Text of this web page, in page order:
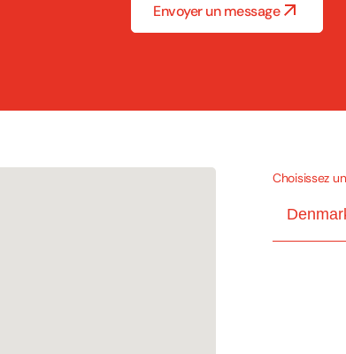
Envoyer un message
Choisissez